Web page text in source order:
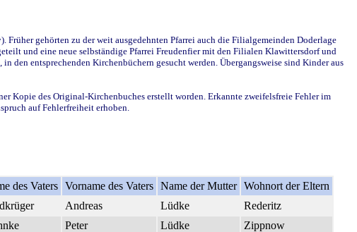
gehörten zu der weit ausgedehnten Pfarrei auch die Filialgemeinden Doderlage
und eine neue selbständige Pfarrei Freudenfier mit den Filialen Klawittersdorf und
entsprechenden Kirchenbüchern gesucht werden. Übergangsweise sind Kinder aus
Kopie des Original-Kirchenbuches erstellt worden. Erkannte zweifelsfreie Fehler im
auf Fehlerfreiheit erhoben.
des Vaters Vorname des Vaters Name der Mutter Wohnort der Eltern
Andreas Lüdke
Rederitz
Peter Lüdke
Zippnow